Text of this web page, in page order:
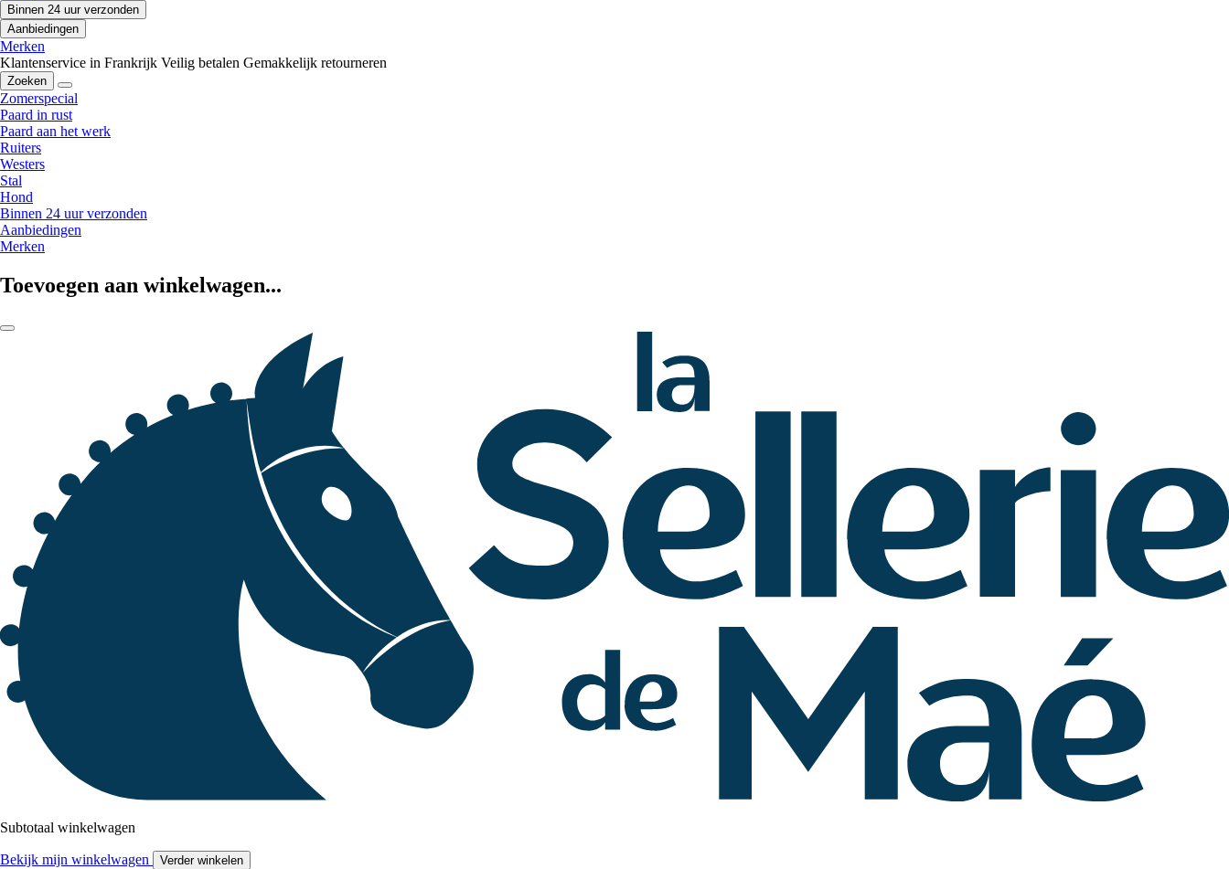
Binnen 24 uur verzonden
Aanbiedingen
Merken
Klantenservice in Frankrijk Veilig betalen Gemakkelijk retourneren
Zoeken
Zomerspecial
Paard in rust
Paard aan het werk
Ruiters
Westers
Stal
Hond
Binnen 24 uur verzonden
Aanbiedingen
Merken
Toevoegen aan winkelwagen...
Subtotaal winkelwagen
Bekijk mijn winkelwagen Verder winkelen